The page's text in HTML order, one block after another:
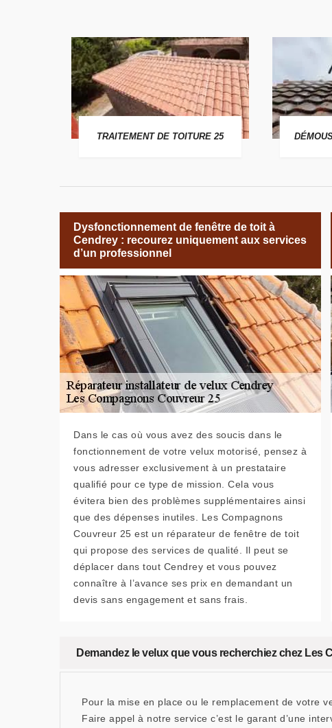
TRAITEMENT DE TOITURE 25
Dysfonctionnement de fenêtre de toit à
Cendrey : recourez uniquement aux services
d’un professionnel
Dans le cas où vous avez des soucis dans le
fonctionnement de votre velux motorisé, pensez à
vous adresser exclusivement à un prestataire
qualifié pour ce type de mission. Cela vous
évitera bien des problèmes supplémentaires ainsi
que des dépenses inutiles. Les Compagnons
Couvreur 25 est un réparateur de fenêtre de toit
qui propose des services de qualité. Il peut se
déplacer dans tout Cendrey et vous pouvez
connaître à l’avance ses prix en demandant un
devis sans engagement et sans frais.
Demandez le velux que vous recherchiez chez Les
Pour la mise en place ou le remplacement de votre
Faire appel à notre service c’est le garant d’une